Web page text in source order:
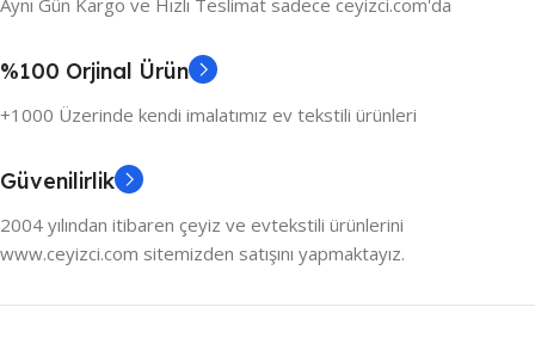
Aynı Gün Kargo ve Hızlı Teslimat sadece ceyizci.com'da
%100 Orjinal Ürün
+1000 Üzerinde kendi imalatımız ev tekstili ürünleri
Güvenilirlik
2004 yılından itibaren çeyiz ve evtekstili ürünlerini
www.ceyizci.com sitemizden satışını yapmaktayız.